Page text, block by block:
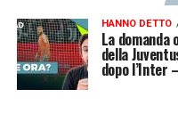
HANNO DETTO
La
della
dopo l’Inter